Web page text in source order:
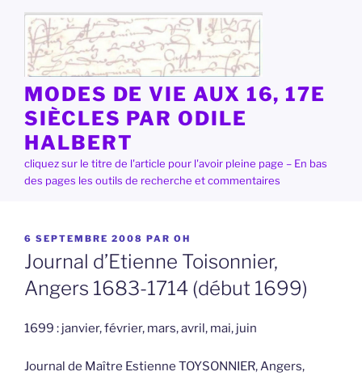
contenu
principal
MODES DE VIE AUX 16, 17E
SIÈCLES PAR ODILE
HALBERT
cliquez sur le titre de l'article pour l'avoir pleine page – En bas
des pages les outils de recherche et commentaires
PUBLIÉ
LE
6 SEPTEMBRE 2008 PAR OH
Journal d’Etienne Toisonnier,
Angers 1683-1714 (début 1699)
1699 : janvier, février, mars, avril, mai, juin
Journal de Maître Estienne TOYSONNIER, Angers,